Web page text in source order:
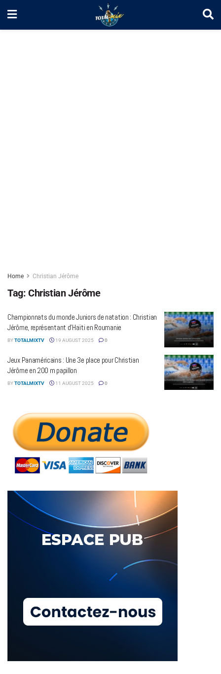
Home Christian Jérôme
Tag: Christian Jérôme
Championnats du monde Juniors de natation : Christian
Jérôme, représentant d’Haïti en Roumanie
BYTOTALMIXTV 19 AUGUST 2025 0
Jeux Panaméricains : Une 3e place pour Christian
Jérôme en 200 m papillon
BYTOTALMIXTV 11 AUGUST 2025 0